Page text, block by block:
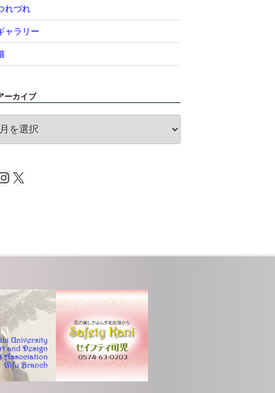
れづれ
ャラリー
ーカイブ
X